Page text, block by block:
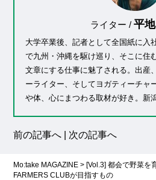
ライター / 平
大学卒業後、記者として全国紙に入
で九州・沖縄を駆け巡り、そこに住
文章にする仕事に魅了される。出産
ーライター、そしてヨガティーチャ
や体、心にまつわる取材が好き。新
前の記事へ 次の記事へ
Mo:take MAGAZINE >[Vol.3] 都会で野菜を
FARMERS CLUBが目指すもの